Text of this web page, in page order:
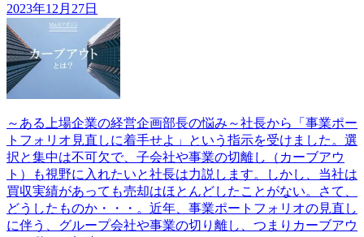
2023年12月27日
～ある上場企業の経営企画部長の悩み～社長から「事業ポー
トフォリオ見直しに着手せよ」という指示を受けました。選
択と集中は不可欠で、子会社や事業の切離し（カーブアウ
ト）も視野に入れたいと社長は力説します。しかし、当社は
買収実績があっても売却はほとんどしたことがない。さて、
どうしたものか・・・。近年、事業ポートフォリオの見直し
に伴う、グループ会社や事業の切り離し、つまりカーブアウ